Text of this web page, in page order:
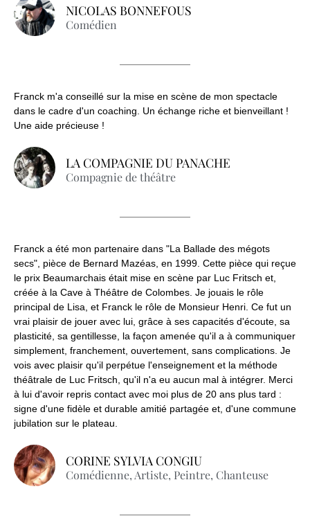
NICOLAS BONNEFOUS
Comédien
Franck m'a conseillé sur la mise en scène de mon spectacle
dans le cadre d'un coaching. Un échange riche et bienveillant !
Une aide précieuse !
LA COMPAGNIE DU PANACHE
Compagnie de théâtre
Franck a été mon partenaire dans "La Ballade des mégots
secs", pièce de Bernard Mazéas, en 1999. Cette pièce qui reçue
le prix Beaumarchais était mise en scène par Luc Fritsch et,
créée à la Cave à Théâtre de Colombes. Je jouais le rôle
principal de Lisa, et Franck le rôle de Monsieur Henri. Ce fut un
vrai plaisir de jouer avec lui, grâce à ses capacités d'écoute, sa
plasticité, sa gentillesse, la façon amenée qu'il a à communiquer
simplement, franchement, ouvertement, sans complications. Je
vois avec plaisir qu'il perpétue l'enseignement et la méthode
théâtrale de Luc Fritsch, qu'il n'a eu aucun mal à intégrer. Merci
à lui d'avoir repris contact avec moi plus de 20 ans plus tard :
signe d'une fidèle et durable amitié partagée et, d'une commune
jubilation sur le plateau.
CORINE SYLVIA CONGIU
Comédienne, Artiste, Peintre, Chanteuse